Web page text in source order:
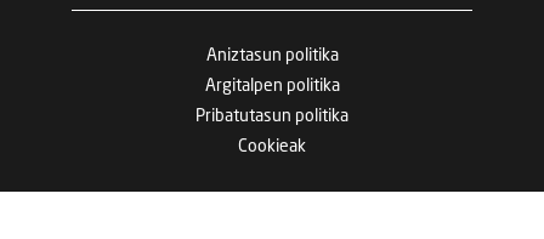
Aniztasun politika
Argitalpen politika
Pribatutasun politika
Cookieak